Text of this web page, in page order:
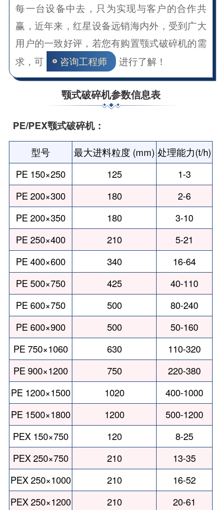
每一台设备中去，只为实现与客户的合作共
赢，近年来，红星设备远销海内外，受到广大
用户的一致好评，若您有购置颚式破碎机的需
求，可
咨询工程师 进行了解！
颚式破碎机参数信息表
PE/PEX颚式破碎机：
型号 最大进料粒度 (mm) 处理能力(t/h)
PE 150×250
125
1-3
PE 200×300
180
2-6
PE 200×350
180
3-10
PE 250×400
210
5-21
PE 400×600
340
16-64
PE 500×750
425
40-110
PE 600×750
500
80-240
PE 600×900
500
50-160
PE 750×1060
630
110-320
PE 900×1200
750
220-380
PE 1200×1500
1020
400-1000
PE 1500×1800
1200
500-1200
PEX 150×750
120
8-25
PEX 250×750
210
13-35
PEX 250×1000
210
16-52
PEX 250×1200
210 20-61